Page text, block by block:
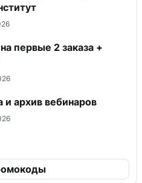
первые 2 заказа +
архив вебинаров